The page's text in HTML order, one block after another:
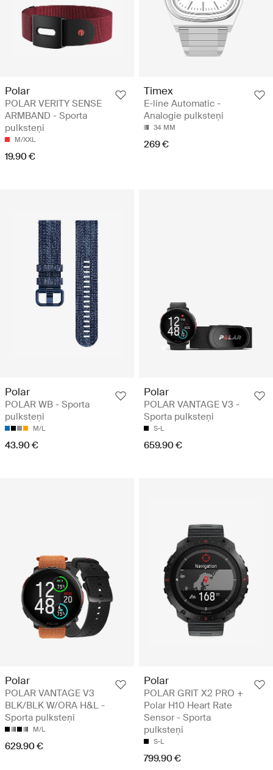
Polar
POLAR VERITY SENSE
ARMBAND - Sporta
pulksteņi
M/XXL
19.90 €
Timex
E-line Automatic -
Analogie pulksteņi
34 MM
269 €
Polar
POLAR WB - Sporta
pulksteņi
M/L
43.90 €
Polar
POLAR VANTAGE V3 -
Sporta pulksteņi
S-L
659.90 €
Polar
POLAR VANTAGE V3
BLK/BLK W/ORA H&L -
Sporta pulksteņi
M/L
629.90 €
Polar
POLAR GRIT X2 PRO +
Polar H10 Heart Rate
Sensor - Sporta
pulksteņi
S-L
799.90 €